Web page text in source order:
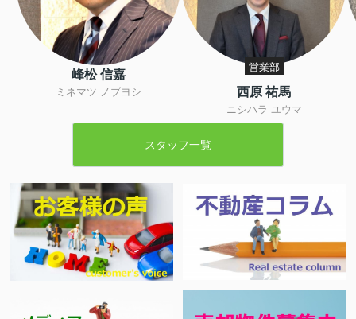
峰松 信嘉
ミネマツ ノブヨシ
営業部
西原 祐馬
ニシハラ ユウマ
スタッフ一覧